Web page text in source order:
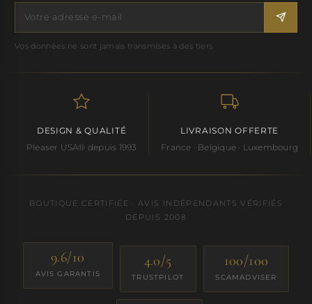
Vos données ne sont jamais transmises à des tiers.
DESIGN & QUALITÉ
Pleaser USA® depuis 1993
LIVRAISON OFFERTE
France · Belgique · Luxembourg
BOUTIQUE CERTIFIÉE · AVIS INDÉPENDANTS VÉRIFIÉS
DEPUIS 2008
9.6/10
AVIS GARANTIS
4.0/5
TRUSTPILOT
100/100
SCAMADVISER